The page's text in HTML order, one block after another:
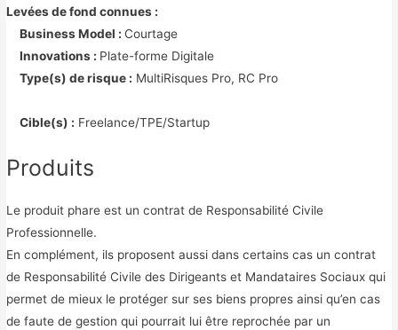
Levées de fond connues :
Business Model : Courtage
Innovations : Plate-forme Digitale
Type(s) de risque : MultiRisques Pro, RC Pro
Cible(s) : Freelance/TPE/Startup
Produits
Le produit phare est un contrat de Responsabilité Civile
Professionnelle.
En complément, ils proposent aussi dans certains cas un contrat
de Responsabilité Civile des Dirigeants et Mandataires Sociaux qui
permet de mieux le protéger sur ses biens propres ainsi qu’en cas
de faute de gestion qui pourrait lui être reprochée par un